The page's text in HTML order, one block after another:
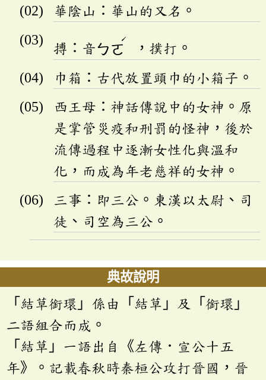
華陰山：華山的又名。
搏：音ㄅㄛ
ˊ
，撲打。
巾箱：古代放置頭巾的小箱子。
西王母：神話傳說中的女神。原
是掌管災疫和刑罰的怪神，後於
流傳過程中逐漸女性化與溫和
化，而成為年老慈祥的女神。
三事：即三公。東漢以太尉、司
徒、司空為三公。
典故說明
「結草銜環」係由「結草」及「銜環」
二語組合而成。
「結草」一語出自《左傳．宣公十五
年》。記載春秋時秦桓公攻打晉國，晉